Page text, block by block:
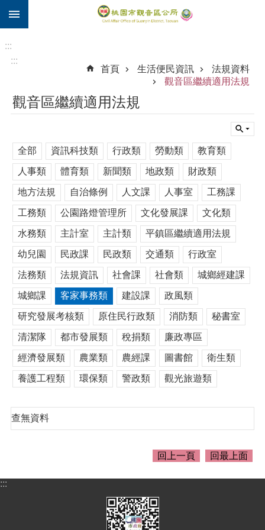
跳到主要內容區塊
民
卡
進
階
搜
尋
觀
音
區
介
紹
訊
息
公
告
生
活
便
資
訊
:::
:::
首頁
生活便民資訊
法規資料
觀音區繼續適用法規
觀音區繼續適用法規
全部 資訊科技類 行政類 勞動類 教育類
人事類 體育類 新聞類 地政類 財政類
地方法規 自治條例 人文課 人事室 工務課
工務類 公園路燈管理所 文化發展課 文化類
水務類 主計室 主計類 平鎮區繼續適用法規
幼兒園 民政課 民政類 交通類 行政室
法務類 法規資訊 社會課 社會類 城鄉經建課
城鄉課 客家事務類 建設課 政風類
研究發展考核類 原住民行政類 消防類 秘書室
清潔隊 都市發展類 稅捐類 廉政專區
經濟發展類 農業類 農經課 圖書館 衛生類
養護工程類 環保類 警政類 觀光旅遊類
查無資料
回上一頁 回最上面
:::